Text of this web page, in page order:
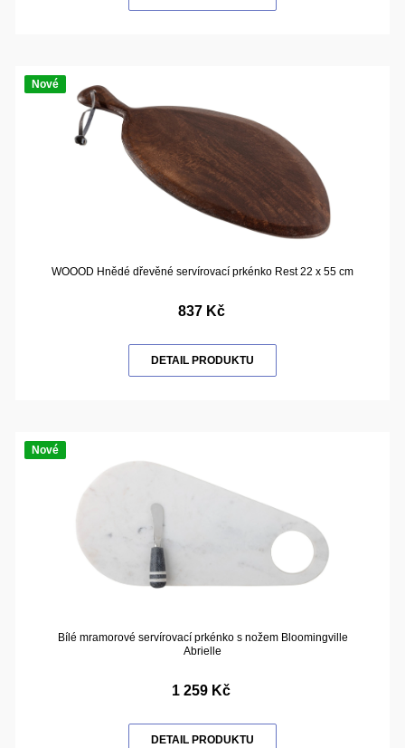
Nové
WOOOD Hnědé dřevěné servírovací prkénko Rest 22 x 55 cm
837 Kč
DETAIL PRODUKTU
Nové
Bílé mramorové servírovací prkénko s nožem Bloomingville
Abrielle
1 259 Kč
DETAIL PRODUKTU